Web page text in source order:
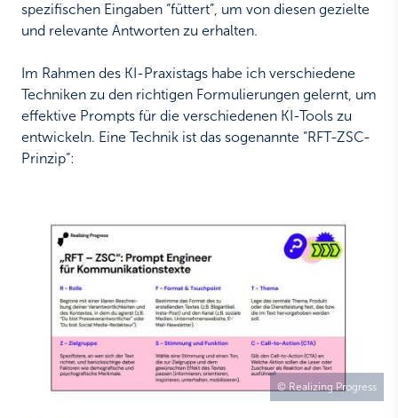
spezifischen Eingaben “füttert”, um von diesen gezielte
und relevante Antworten zu erhalten.
Im Rahmen des KI-Praxistags habe ich verschiedene
Techniken zu den richtigen Formulierungen gelernt, um
effektive Prompts für die verschiedenen KI-Tools zu
entwickeln. Eine Technik ist das sogenannte “RFT-ZSC-
Prinzip“:
© Realizing Progress